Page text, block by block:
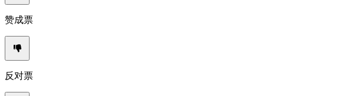
FI
FR
HR
IT
KO
NL
NO
PL
赞成票
反对票